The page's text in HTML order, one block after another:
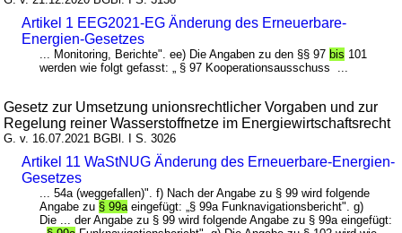
Artikel 1 EEG2021-EG Änderung des Erneuerbare-
Energien-Gesetzes
... Monitoring, Berichte". ee) Die Angaben zu den §§ 97 bis 101
werden wie folgt gefasst: „ § 97 Kooperationsausschuss ...
Gesetz zur Umsetzung unionsrechtlicher Vorgaben und zur
Regelung reiner Wasserstoffnetze im Energiewirtschaftsrecht
G. v. 16.07.2021 BGBl. I S. 3026
Artikel 11 WaStNUG Änderung des Erneuerbare-Energien-
Gesetzes
... 54a (weggefallen)". f) Nach der Angabe zu § 99 wird folgende
Angabe zu § 99aeingefügt: „§ 99a Funknavigationsbericht". g)
Die ... der Angabe zu § 99 wird folgende Angabe zu § 99a eingefügt: